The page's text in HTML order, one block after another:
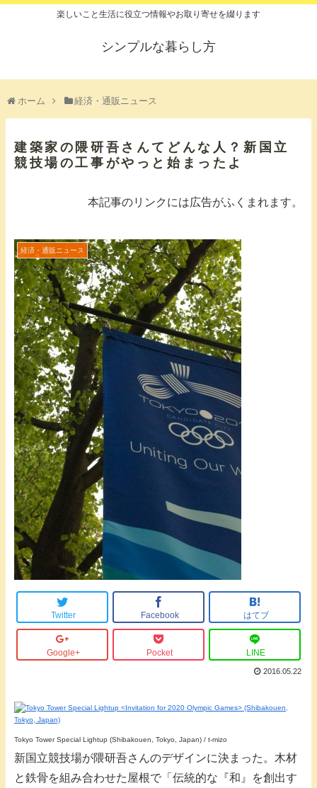
楽しいこと生活に役立つ情報やお取り寄せを綴ります
シンプルな暮らし方
ホーム 経済・通販ニュース
建築家の隈研吾さんてどんな人？新国立
競技場の工事がやっと始まったよ
本記事のリンクには広告がふくまれます。
経済・通販ニュース
Twitter Facebook はてブ
Google+ Pocket LINE
2016.05.22
Tokyo Tower Special Lightup (Shibakouen, Tokyo, Japan) / t-mizo
新国立競技場が隈研吾さんのデザインに決まった。木材
と鉄骨を組み合わせた屋根で「伝統的な『和』を創出す